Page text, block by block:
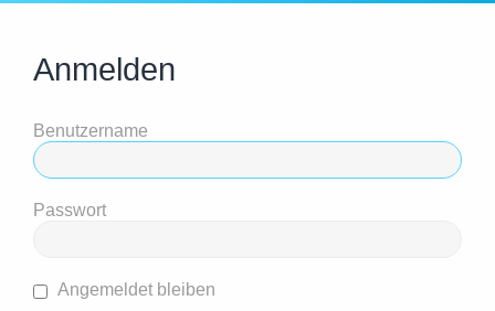
Anmelden
Benutzername
Passwort
Angemeldet bleiben